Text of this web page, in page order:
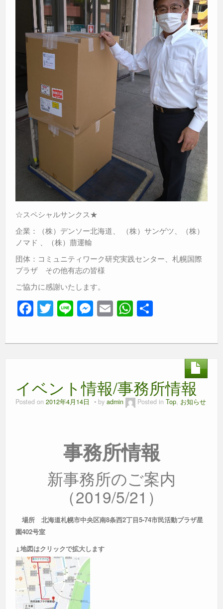
☆スペシャルサンクス★
企業：（株）デンソー北海道、 （株）サンゲツ、（株）
ノマド 、（株）萠運輸
団体：コミュニティワーク研究実践センター、札幌国際
プラザ その他有志の皆様
ご協力に感謝いたします。
F
a
c
o
o
T
wi
tt
Li
n
e
M
e
ss
g
er
E
m
ail
W
h
at
p
p
イベント情報/事務所情報
Posted on 2012年4月14日 by admin Posted in Top, お知らせ
事務所情報
新事務所のご案内
（2019/5/21）
場所 北海道札幌市中央区南8条西2丁目5-74 市民活動プラザ星
園402号室
↓地図はクリックで拡大します